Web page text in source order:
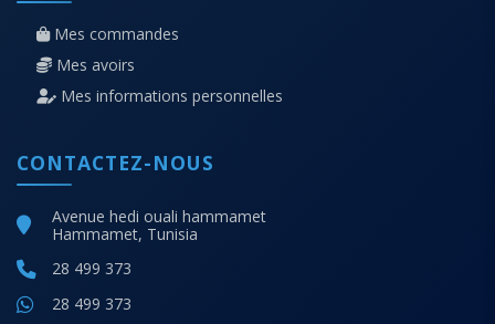
Mes commandes
Mes avoirs
Mes informations personnelles
CONTACTEZ-NOUS
Avenue hedi ouali hammamet
Hammamet, Tunisia
28 499 373
28 499 373